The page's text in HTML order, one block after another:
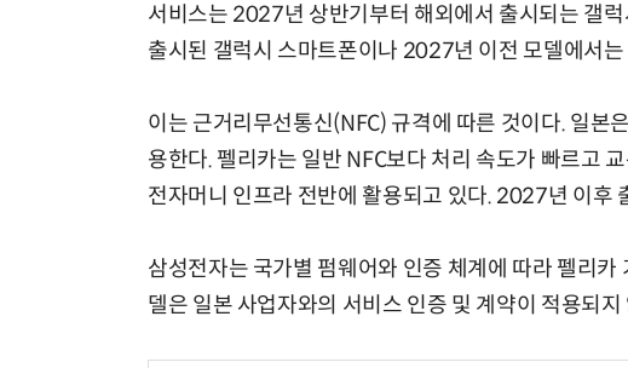
서비스는 2027년 상반기부터 해외에서 출시되는 갤
출시된 갤럭시 스마트폰이나 2027년 이전 모델에서는
이는 근거리무선통신(NFC) 규격에 따른 것이다. 일본
용한다. 펠리카는 일반 NFC보다 처리 속도가 빠르고
전자머니 인프라 전반에 활용되고 있다. 2027년 이후
삼성전자는 국가별 펌웨어와 인증 체계에 따라 펠리
델은 일본 사업자와의 서비스 인증 및 계약이 적용되